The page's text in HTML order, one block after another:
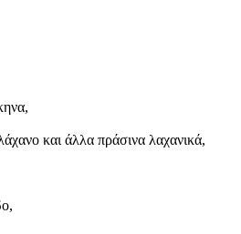
και άλλα πράσινα λαχανικά,